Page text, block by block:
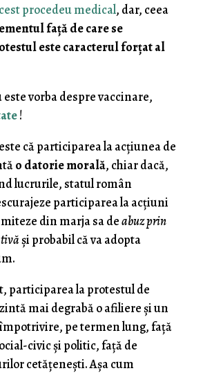
procedeu medical, dar, ceea
faţă de care se
este caracterul forţat al
vorba despre vaccinare,
!
că participarea la acţiunea de
o datorie morală, chiar dacă,
lucrurile, statul român
participarea la acţiuni
din marja sa deabuz prin
şi probabil că va adopta
participarea la protestul de
mai degrabă o afiliere şi un
pe termen lung, faţă
civic şi politic, faţă de
cetăţeneşti. Aşa cum